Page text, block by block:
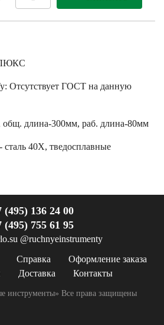
: Отсутствует ГОСТ на данную
общ. длина-300мм, раб. длина-80мм
сталь 40Х, тведосплавные
инструменты» Все права защищены
Справка
Оформление заказа
Доставка Контакты
(495) 136 24 00
(495) 755 61 95
@ruchnyeinstrumenty